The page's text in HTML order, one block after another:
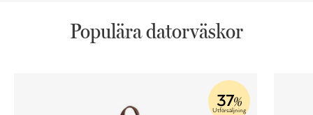
Populära datorväskor
37%
Utförsäljning